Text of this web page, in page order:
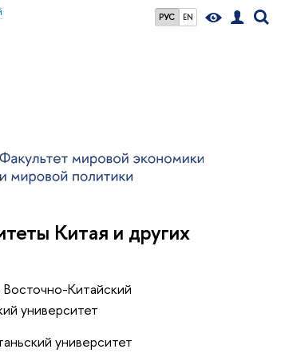
РУС EN
Китая и других
Восточно-Китайский
университет
университет